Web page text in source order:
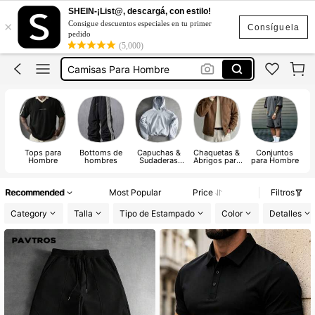
Consíguela
×
SHEIN-¡List@, descargá, con estilo!
Consigue descuentos especiales en tu primer
pedido
(5,000)
Conjunto De Hombre
Pantalones De Hombre
Camisas Para Hombre
Ropa De Hombre
Conjunto De Hombre
Pantalones De Hombre
Tops para
Hombre
Bottoms de
hombres
Capuchas &
Sudaderas
Chaquetas &
Abrigos para
Conjuntos
para Hombre
Recommended Most Popular Price
Filtros
Category
Talla Tipo de Estampado Color Detalles